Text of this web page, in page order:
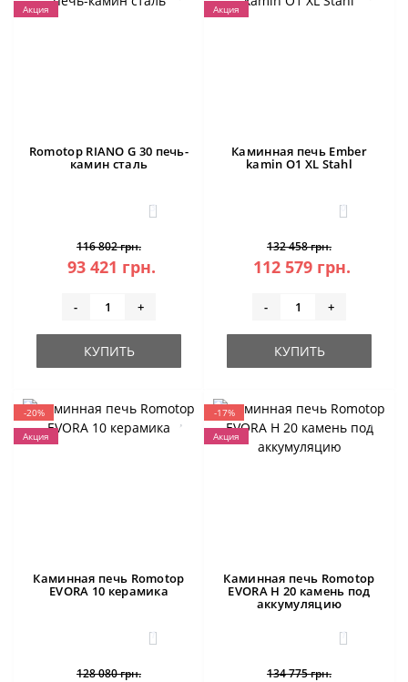
Акция
Romotop RIANO G 30 печь-
камин сталь
3
116 802 грн.
93 421 грн.
- +
КУПИТЬ
Акция
Каминная печь Ember
kamin O1 XL Stahl
0
132 458 грн.
112 579 грн.
- +
КУПИТЬ
-20%
Акция
Каминная печь Romotop
EVORA 10 керамика
1
128 080 грн.
-17%
Акция
Каминная печь Romotop
EVORA H 20 камень под
аккумуляцию
1
134 775 грн.